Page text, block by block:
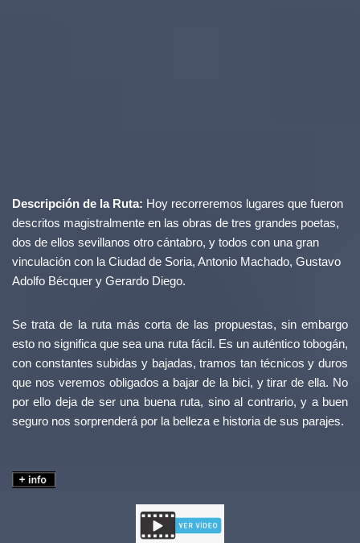
Descripción de la Ruta: Hoy recorreremos lugares que fueron
descritos magistralmente en las obras de tres grandes poetas,
dos de ellos sevillanos otro cántabro, y todos con una gran
vinculación con la Ciudad de Soria, Antonio Machado, Gustavo
Adolfo Bécquer y Gerardo Diego.
Se trata de la ruta más corta de las propuestas, sin embargo
esto no significa que sea una ruta fácil. Es un auténtico tobogán,
con constantes subidas y bajadas, tramos tan técnicos y duros
que nos veremos obligados a bajar de la bici, y tirar de ella. No
por ello deja de ser una buena ruta, sino al contrario, y a buen
seguro nos sorprenderá por la belleza e historia de sus parajes.